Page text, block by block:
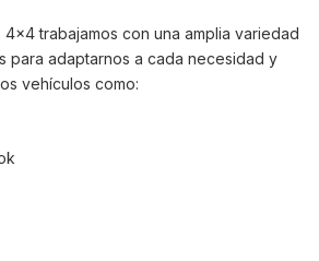
4x4 trabajamos con una amplia variedad
para adaptarnos a cada necesidad y
vehículos como: